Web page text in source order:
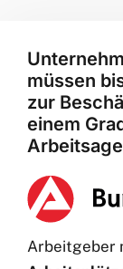
müssen
zur
einem
Arbeitgeber